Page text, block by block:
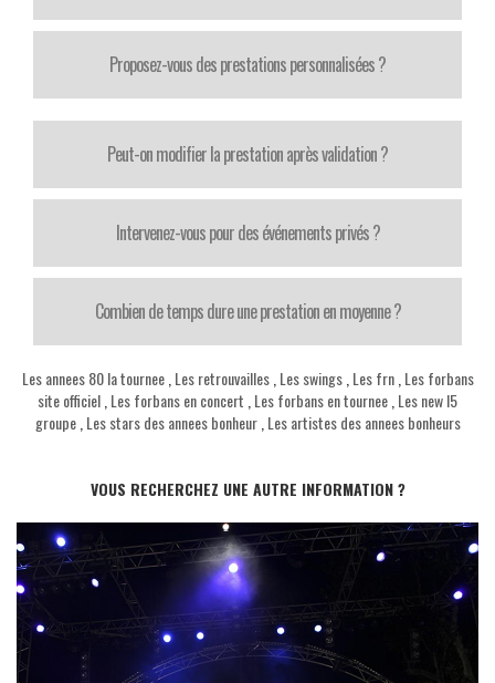
Proposez-vous des prestations personnalisées ?
Peut-on modifier la prestation après validation ?
Intervenez-vous pour des événements privés ?
Combien de temps dure une prestation en moyenne ?
Les annees 80 la tournee, Les retrouvailles, Les swings, Les frn, Les forbans
site officiel Les forbans en concert Les forbans en tournee Les new l5
groupe, Les stars des annees bonheur, Les artistes des annees bonheurs
VOUS RECHERCHEZ UNE AUTRE INFORMATION ?